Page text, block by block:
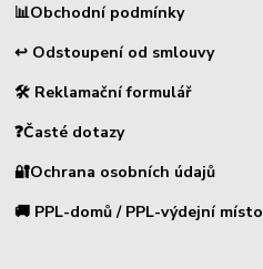
📊Obchodní podmínky
↩ Odstoupení od smlouvy
🛠 Reklamační formulář
❓Časté dotazy
🔐Ochrana osobních údajů
🚚 PPL-domů / PPL-výdejní místo